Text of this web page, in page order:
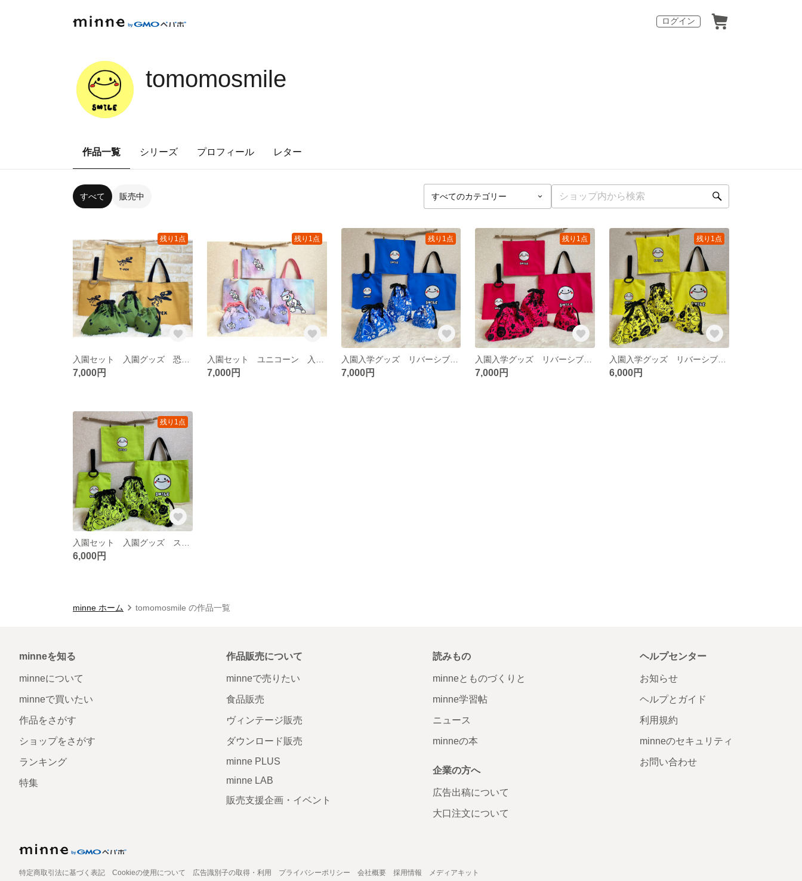
ログイン
tomomosmile
作品一覧 シリーズ プロフィール レター
すべて 販売中
残り1点
7,000円
残り1点
7,000円
残り1点
入園入学グッズ リバーシブルトートバッグ&上履き入れ ６点セット ネオンカラー スマイルマーク 完全オリジナル 入園グッズ 入園グッズセット販売
7,000円
残り1点
7,000円
残り1点
6,000円
残り1点
6,000円
minne ホーム tomomosmile の作品一覧
minneを知る
minneについて
minneで買いたい
作品をさがす
ショップをさがす
ランキング
特集
作品販売について
minneで売りたい
食品販売
ヴィンテージ販売
ダウンロード販売
minne PLUS
minne LAB
販売支援企画・イベント
読みもの
minneとものづくりと
minne学習帖
ニュース
minneの本
企業の方へ
広告出稿について
大口注文について
ヘルプセンター
お知らせ
ヘルプとガイド
利用規約
minneのセキュリティ
お問い合わせ
特定商取引法に基づく表記 Cookieの使用について 広告識別子の取得・利用 プライバシーポリシー 会社概要 採用情報 メディアキット